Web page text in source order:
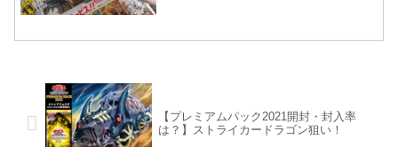
【プレミアムパック2021開封・封入率
は？】ストライカードラゴン狙い！